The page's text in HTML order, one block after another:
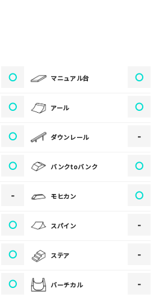
"写真の解説※任意]
"写真の解説※任意]
〇 マニュアル台 〇
〇 アール 〇
〇 ダウンレール -
〇 バンクtoバンク 〇
- モヒカン 〇
〇 スパイン -
〇 ステア -
〇 バーチカル -